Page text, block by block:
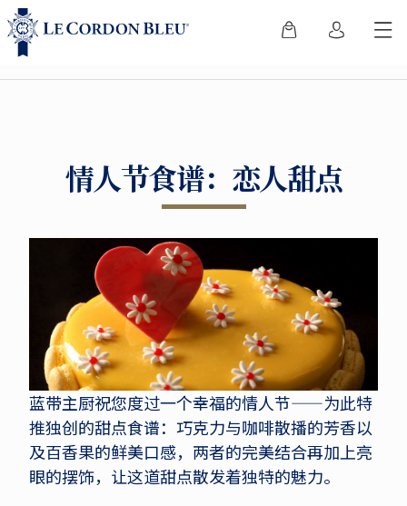
情人节食谱：恋人甜点
蓝带主厨祝您度过一个幸福的情人节——为此特
推独创的甜点食谱：巧克力与咖啡散播的芳香以
及百香果的鲜美口感，两者的完美结合再加上亮
眼的摆饰，让这道甜点散发着独特的魅力。